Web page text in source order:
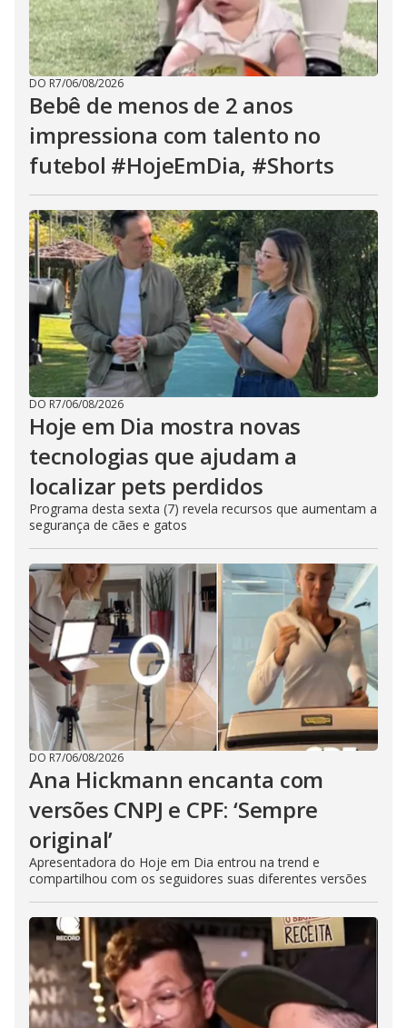
DO R7/06/08/2026
Bebê de menos de 2 anos
impressiona com talento no
futebol #HojeEmDia, #Shorts
DO R7/06/08/2026
Hoje em Dia mostra novas
tecnologias que ajudam a
localizar pets perdidos
Programa desta sexta (7) revela recursos que aumentam a
segurança de cães e gatos
DO R7/06/08/2026
Ana Hickmann encanta com
versões CNPJ e CPF: ‘Sempre
original’
Apresentadora do Hoje em Dia entrou na trend e
compartilhou com os seguidores suas diferentes versões